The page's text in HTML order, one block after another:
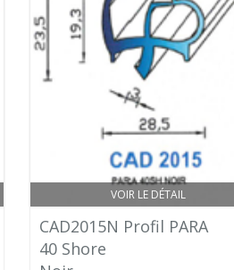
VOIR LE DÉTAIL
CAD2015N Profil PARA
40 Shore